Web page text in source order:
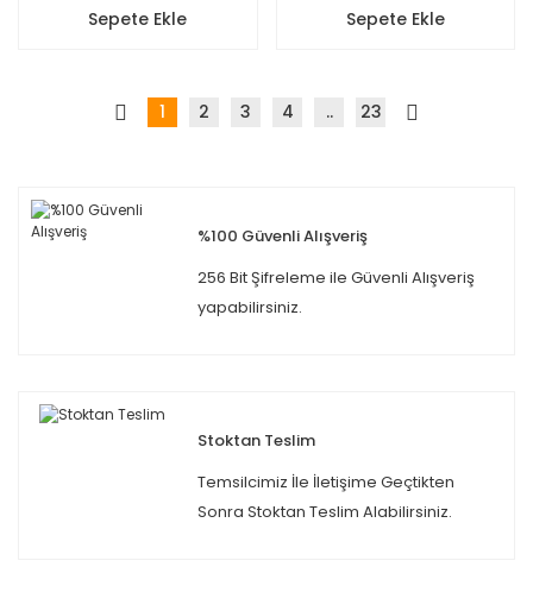
Sepete Ekle Sepete Ekle
1 2 3 4 .. 23
%100 Güvenli Alışveriş
256 Bit Şifreleme ile Güvenli Alışveriş
yapabilirsiniz.
Stoktan Teslim
Temsilcimiz İle İletişime Geçtikten
Sonra Stoktan Teslim Alabilirsiniz.